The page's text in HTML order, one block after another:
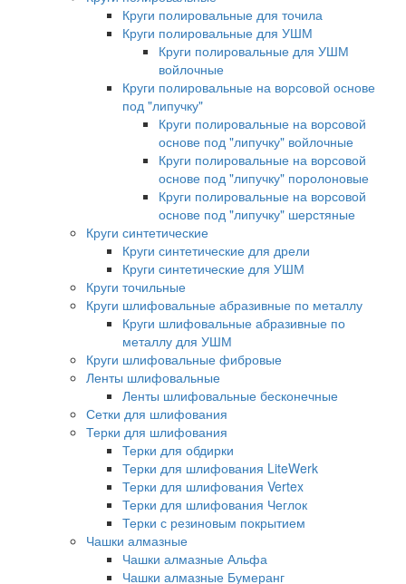
Круги полировальные для точила
Круги полировальные для УШМ
Круги полировальные для УШМ
войлочные
Круги полировальные на ворсовой основе
под "липучку"
Круги полировальные на ворсовой
основе под "липучку" войлочные
Круги полировальные на ворсовой
основе под "липучку" поролоновые
Круги полировальные на ворсовой
основе под "липучку" шерстяные
Круги синтетические
Круги синтетические для дрели
Круги синтетические для УШМ
Круги точильные
Круги шлифовальные абразивные по металлу
Круги шлифовальные абразивные по
металлу для УШМ
Круги шлифовальные фибровые
Ленты шлифовальные
Ленты шлифовальные бесконечные
Сетки для шлифования
Терки для шлифования
Терки для обдирки
Терки для шлифования LiteWerk
Терки для шлифования Vertex
Терки для шлифования Чеглок
Терки с резиновым покрытием
Чашки алмазные
Чашки алмазные Альфа
Чашки алмазные Бумеранг